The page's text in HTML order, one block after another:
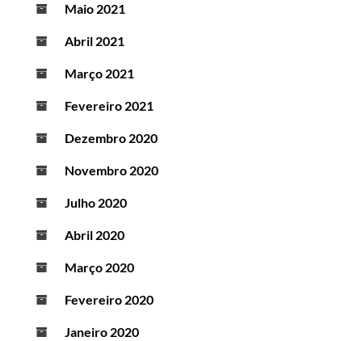
Maio 2021
Abril 2021
Março 2021
Fevereiro 2021
Dezembro 2020
Novembro 2020
Julho 2020
Abril 2020
Março 2020
Fevereiro 2020
Janeiro 2020